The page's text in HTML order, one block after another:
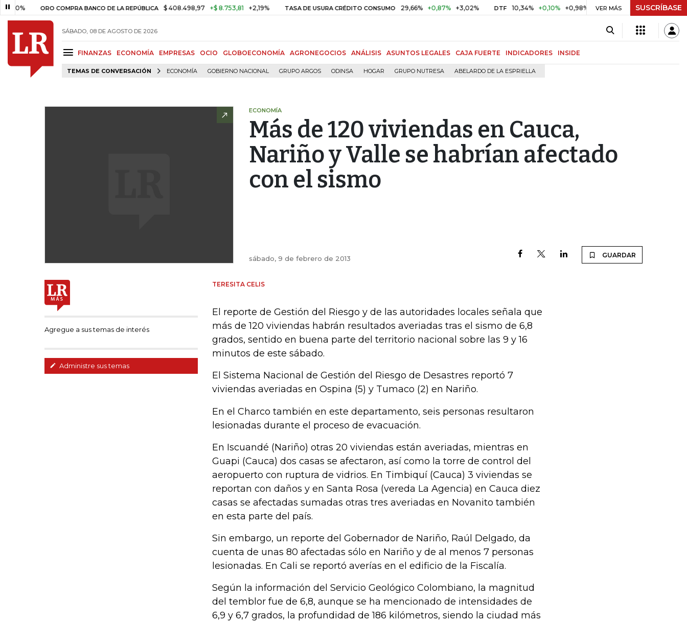
ORO COMPRA BANCO DE LA REPÚBLICA $ 408.498,97 +$ 8.753,81 +2,19% TASA DE USURA CRÉDITO CONSUMO 29,66% +0,87% +3,02% DTF 10,34% +0,10% +0,98% UVR $ 416,96 +$ 0,05 +0,01%
VER MÁS SUSCRÍBASE
SÁBADO, 08 DE AGOSTO DE 2026
FINANZAS ECONOMÍA EMPRESAS OCIO GLOBOECONOMÍA AGRONEGOCIOS ANÁLISIS ASUNTOS LEGALES CAJA FUERTE INDICADORES INSIDE
TEMAS DE CONVERSACIÓN ECONOMÍA GOBIERNO NACIONAL GRUPO ARGOS ODINSA HOGAR GRUPO NUTRESA ABELARDO DE LA ESPRIELLA
ECONOMÍA
Más de 120 viviendas en Cauca,
Nariño y Valle se habrían afectado
con el sismo
sábado, 9 de febrero de 2013 GUARDAR
Agregue a sus temas de interés
Administre sus temas
TERESITA CELIS
El reporte de Gestión del Riesgo y de las autoridades locales señala que
más de 120 viviendas habrán resultados averiadas tras el sismo de 6,8
grados, sentido en buena parte del territorio nacional sobre las 9 y 16
minutos de este sábado.
El Sistema Nacional de Gestión del Riesgo de Desastres reportó 7
viviendas averiadas en Ospina (5) y Tumaco (2) en Nariño.
En el Charco también en este departamento, seis personas resultaron
lesionadas durante el proceso de evacuación.
En Iscuandé (Nariño) otras 20 viviendas están averiadas, mientras en
Guapi (Cauca) dos casas se afectaron, así como la torre de control del
aeropuerto con ruptura de vidrios. En Timbiquí (Cauca) 3 viviendas se
reportan con daños y en Santa Rosa (vereda La Agencia) en Cauca diez
casas se afectadas sumadas otras tres averiadas en Novanito también
en esta parte del país.
Sin embargo, un reporte del Gobernador de Nariño, Raúl Delgado, da
cuenta de unas 80 afectadas sólo en Nariño y de al menos 7 personas
lesionadas. En Cali se reportó averías en el edificio de la Fiscalía.
Según la información del Servicio Geológico Colombiano, la magnitud
del temblor fue de 6,8, aunque se ha mencionado de intensidades de
6,9 y 6,7 grados, la profundidad de 186 kilómetros, siendo la ciudad más